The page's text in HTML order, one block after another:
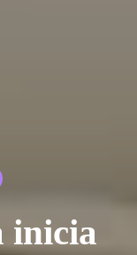
inicia